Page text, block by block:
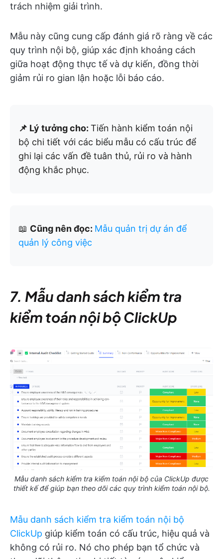
trách nhiệm giải trình.
Mẫu này cũng cung cấp đánh giá rõ ràng về các
quy trình nội bộ, giúp xác định khoảng cách
giữa hoạt động thực tế và dự kiến, đồng thời
giảm rủi ro gian lận hoặc lỗi báo cáo.
📌 Lý tưởng cho: Tiến hành kiểm toán nội
bộ chi tiết với các biểu mẫu có cấu trúc để
ghi lại các vấn đề tuân thủ, rủi ro và hành
động khắc phục.
📖 Cũng nên đọc: Mẫu quản trị dự án để
quản lý công việc
7. Mẫu danh sách kiểm tra
kiểm toán nội bộ ClickUp
Mẫu danh sách kiểm tra kiểm toán nội bộ của ClickUp được
thiết kế để giúp bạn theo dõi các quy trình kiểm toán nội bộ.
Mẫu danh sách kiểm tra kiểm toán nội bộ
ClickUp giúp kiểm toán có cấu trúc, hiệu quả và
không có rủi ro. Nó cho phép bạn tổ chức và